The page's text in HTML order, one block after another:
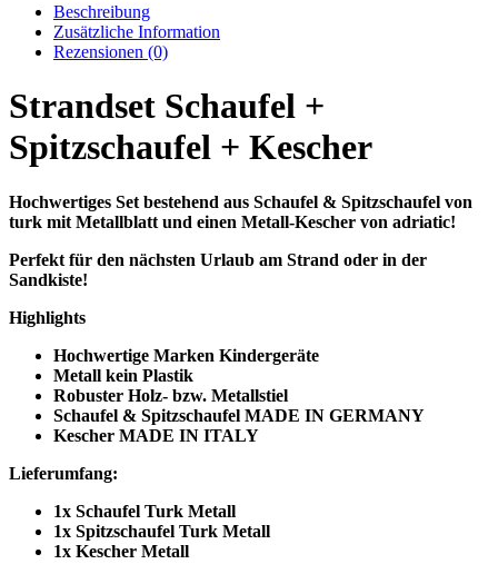
Beschreibung
Zusätzliche Information
Rezensionen (0)
Strandset Schaufel +
Spitzschaufel + Kescher
Hochwertiges Set bestehend aus Schaufel & Spitzschaufel von
turk mit Metallblatt und einen Metall-Kescher von adriatic!
Perfekt für den nächsten Urlaub am Strand oder in der
Sandkiste!
Highlights
Hochwertige Marken Kindergeräte
Metall kein Plastik
Robuster Holz- bzw. Metallstiel
Schaufel & Spitzschaufel MADE IN GERMANY
Kescher MADE IN ITALY
Lieferumfang:
1x Schaufel Turk Metall
1x Spitzschaufel Turk Metall
1x Kescher Metall